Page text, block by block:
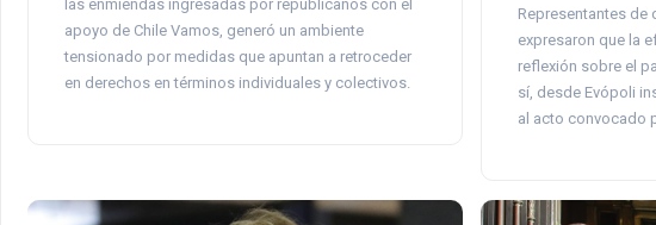
las enmiendas ingresadas por republicanos con el
apoyo de Chile Vamos, generó un ambiente
tensionado por medidas que apuntan a retroceder
en derechos en términos individuales y colectivos.
Representantes
expresaron que la
reflexión sobre el
sí, desde Evópoli
al acto convocado